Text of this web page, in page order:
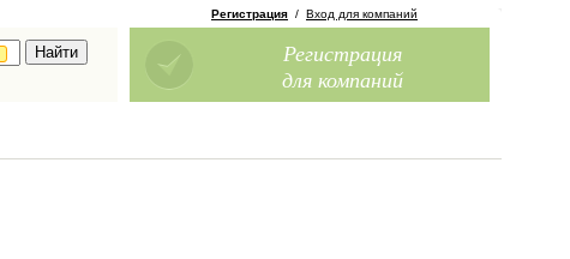
Регистрация / Вход для компаний
Регистрация
для компаний